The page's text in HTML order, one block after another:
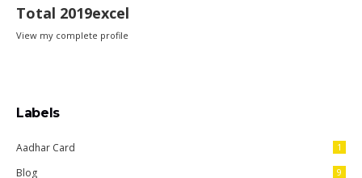
Total 2019excel
View my complete profile
Labels
Aadhar Card 1
Blog 9